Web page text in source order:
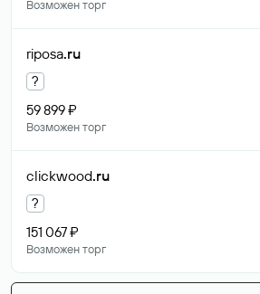
Возможен торг
riposa.ru
?
59 899 ₽
Возможен торг
clickwood.ru
?
151 067 ₽
Возможен торг